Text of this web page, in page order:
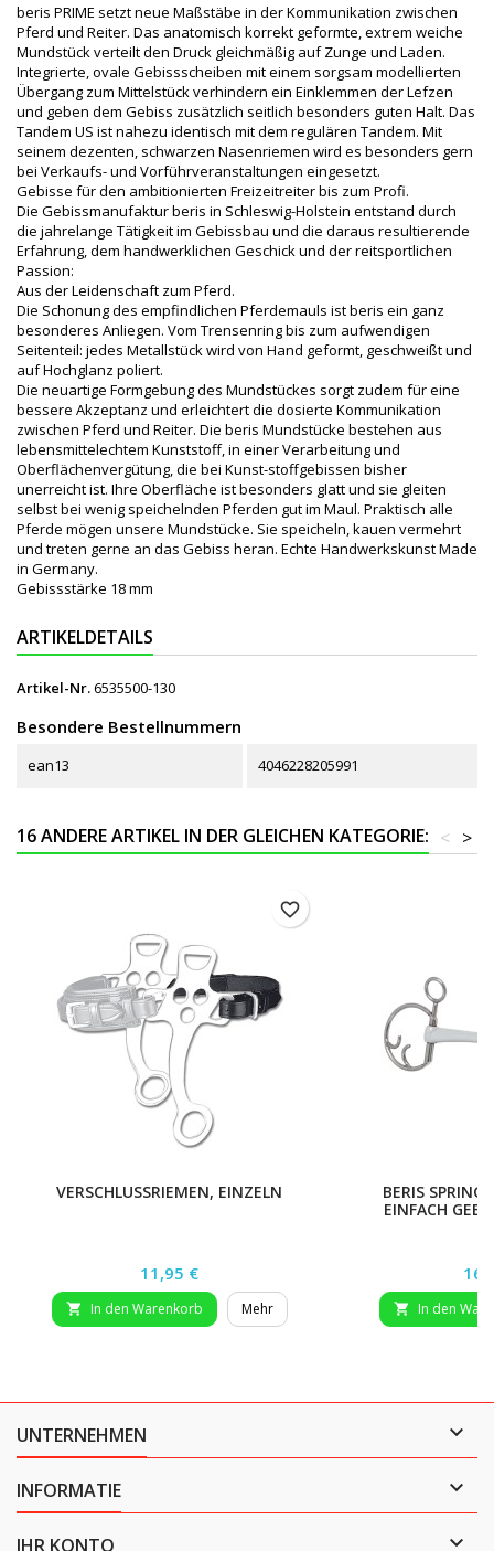
beris PRIME setzt neue Maßstäbe in der Kommunikation zwischen
Pferd und Reiter. Das anatomisch korrekt geformte, extrem weiche
Mundstück verteilt den Druck gleichmäßig auf Zunge und Laden.
Integrierte, ovale Gebissscheiben mit einem sorgsam modellierten
Übergang zum Mittelstück verhindern ein Einklemmen der Lefzen
und geben dem Gebiss zusätzlich seitlich besonders guten Halt. Das
Tandem US ist nahezu identisch mit dem regulären Tandem. Mit
seinem dezenten, schwarzen Nasenriemen wird es besonders gern
bei Verkaufs- und Vorführveranstaltungen eingesetzt.
Gebisse für den ambitionierten Freizeitreiter bis zum Profi.
Die Gebissmanufaktur beris in Schleswig-Holstein entstand durch
die jahrelange Tätigkeit im Gebissbau und die daraus resultierende
Erfahrung, dem handwerklichen Geschick und der reitsportlichen
Passion:
Aus der Leidenschaft zum Pferd.
Die Schonung des empfindlichen Pferdemauls ist beris ein ganz
besonderes Anliegen. Vom Trensenring bis zum aufwendigen
Seitenteil: jedes Metallstück wird von Hand geformt, geschweißt und
auf Hochglanz poliert.
Die neuartige Formgebung des Mundstückes sorgt zudem für eine
bessere Akzeptanz und erleichtert die dosierte Kommunikation
zwischen Pferd und Reiter. Die beris Mundstücke bestehen aus
lebensmittelechtem Kunststoff, in einer Verarbeitung und
Oberflächenvergütung, die bei Kunst-stoffgebissen bisher
unerreicht ist. Ihre Oberfläche ist besonders glatt und sie gleiten
selbst bei wenig speichelnden Pferden gut im Maul. Praktisch alle
Pferde mögen unsere Mundstücke. Sie speicheln, kauen vermehrt
und treten gerne an das Gebiss heran. Echte Handwerkskunst Made
in Germany.
Gebissstärke 18 mm
ARTIKELDETAILS
Artikel-Nr.6535500-130
Besondere Bestellnummern
ean13 4046228205991
16 ANDERE ARTIKEL IN DER GLEICHEN KATEGORIE: >
<
VERSCHLUSSRIEMEN, EINZELN
Preis
11,95 €
 In den Warenkorb Mehr
favorite_border
BERIS
EINFACH
 In den
UNTERNEHMEN 
INFORMATIE 
IHR KONTO 